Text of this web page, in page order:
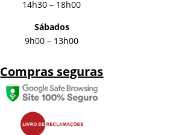
14h30 – 18h00
Sábados
9h00 – 13h00
Compras seguras